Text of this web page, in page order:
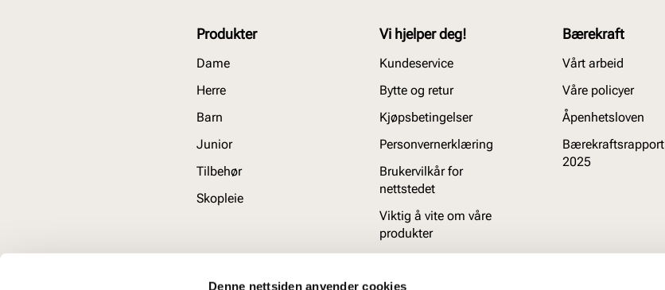
Denne nettsiden anvender cookies
Produkter
Dame
Herre
Barn
Junior
Tilbehør
Skopleie
Vi hjelper deg!
Kundeservice
Bytte og retur
Kjøpsbetingelser
Personvernerklæring
Brukervilkår for
nettstedet
Viktig å vite om våre
produkter
Bærekraft
Vårt arbeid
Våre policyer
Åpenhetsloven
Bærekraftsrapport
2025